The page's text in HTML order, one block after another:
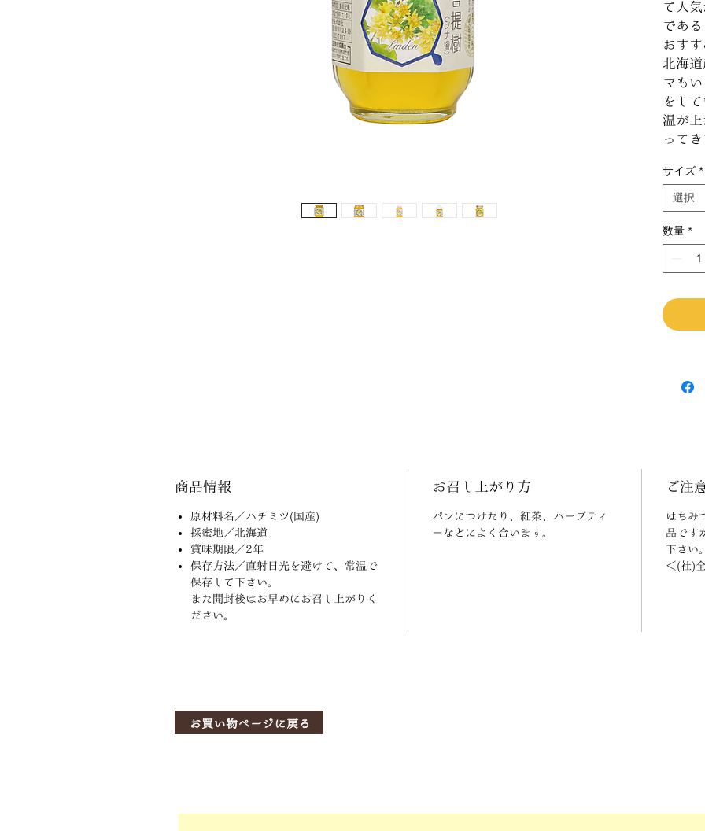
て人
であ
おす
北海
マも
をし
温が
って
サイズ *
選択
数量 *
商品情報
原材料名／ハチミツ(国産)
採蜜地／北海道
賞味期限／2年
保存方法／直射日光を避けて、常温で
保存して下さい。
また開封後はお早めにお召し上がりく
ださい。
お召し上がり方
パンにつけたり、紅茶、ハーブティ
ーなどによく合います。
ご注
はちみ
品です
下さい
＜(社)